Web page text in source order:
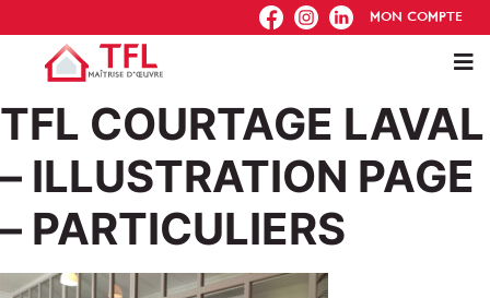
FB IG IN MON COMPTE
TFL COURTAGE LAVAL
– ILLUSTRATION PAGE
– PARTICULIERS